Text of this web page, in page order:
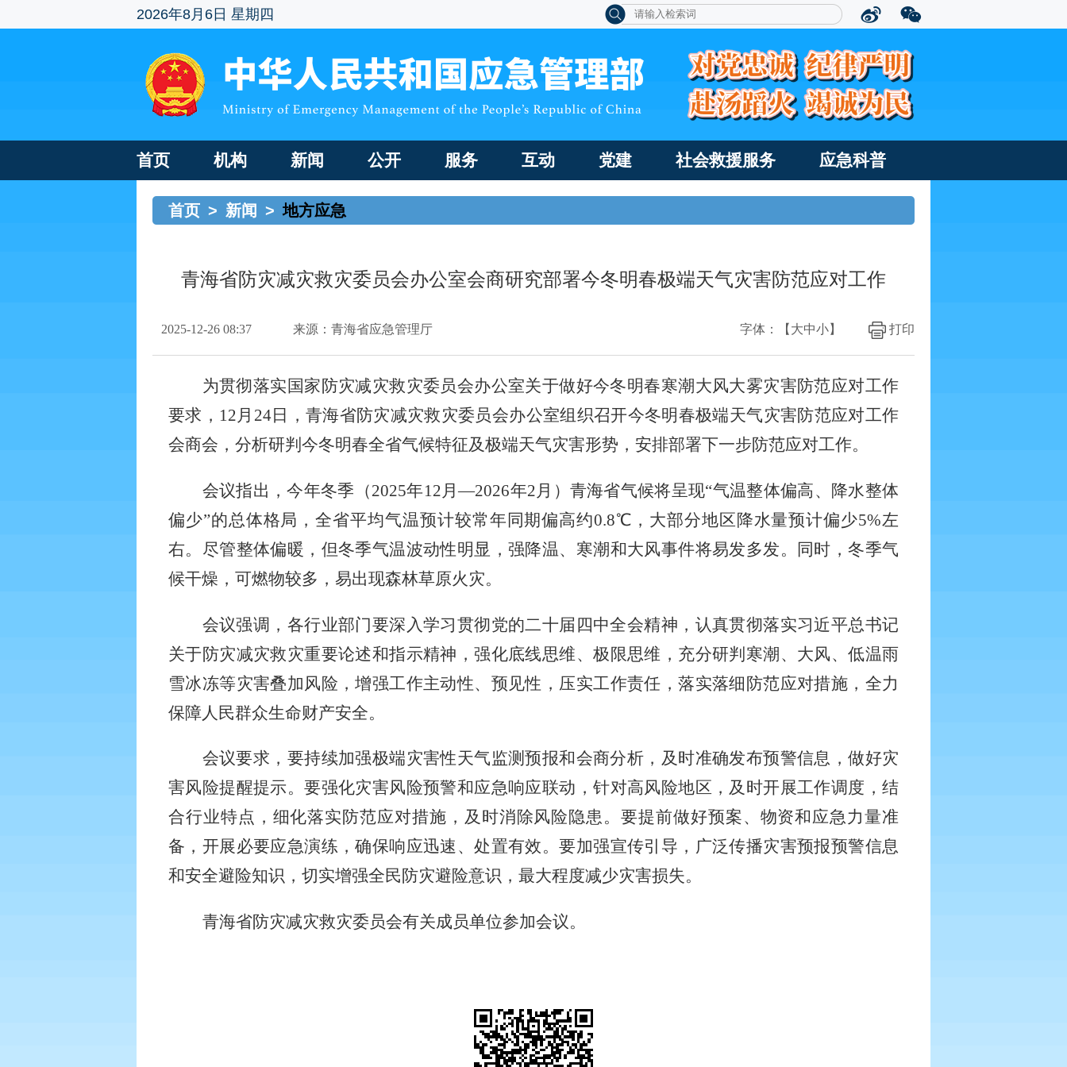
2026年8月6日 星期四
首页 机构 新闻 公开 服务 互动 党建 社会救援服务 应急科普
首页 > 新闻 > 地方应急
青海省防灾减灾救灾委员会办公室会商研究部署今冬明春极端天气灾害防范应对工作
2025-12-26 08:37 来源：青海省应急管理厅 打印
字体：【 大中小】
为贯彻落实国家防灾减灾救灾委员会办公室关于做好今冬明春寒潮大风大雾灾害防范应对工作
要求， 12月24日，青海省防灾减灾救灾委员会办公室组织召开今冬明春极端天气灾害防范应对工作
会商会，分析研判今冬明春全省气候特征及极端天气灾害形势，安排部署下一步防范应对工作。
会议指出，今年冬季（2025年12月—2026年2月）青海省气候将呈现“气温整体偏高、降水整体
偏少”的总体格局，全省平均气温预计较常年同期偏高约0.8℃，大部分地区降水量预计偏少5%左
右。尽管整体偏暖，但冬季气温波动性明显，强降温、寒潮和大风事件将易发多发。同时，冬季气
候干燥，可燃物较多，易出现森林草原火灾。
会议强调，各行业部门要深入学习贯彻党的二十届四中全会精神，认真贯彻落实习近平总书记
关于防灾减灾救灾重要论述和指示精神，强化底线思维、极限思维，充分研判寒潮、大风、低温雨
雪冰冻等灾害叠加风险，增强工作主动性、预见性，压实工作责任，落实落细防范应对措施，全力
保障人民群众生命财产安全。
会议要求，要持续加强极端灾害性天气监测预报和会商分析，及时准确发布预警信息，做好灾
害风险提醒提示。要强化灾害风险预警和应急响应联动，针对高风险地区，及时开展工作调度，结
合行业特点，细化落实防范应对措施，及时消除风险隐患。要提前做好预案、物资和应急力量准
备，开展必要应急演练，确保响应迅速、处置有效。要加强宣传引导，广泛传播灾害预报预警信息
和安全避险知识，切实增强全民防灾避险意识，最大程度减少灾害损失。
青海省防灾减灾救灾委员会有关成员单位参加会议。